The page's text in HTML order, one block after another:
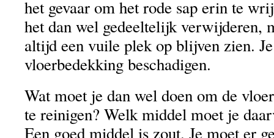
het gevaar om het rode sap erin te
het dan wel gedeeltelijk verwijderen,
altijd een vuile plek op blijven zien.
vloerbedekking beschadigen.
Wat moet je dan wel doen om de
te reinigen? Welk middel moet je
Een goed middel is zout. Je moet er